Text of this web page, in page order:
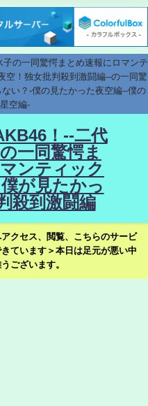
の一同驚愕まとめ速報にロマンテ
空！独女批判殺到激闘編--の一同驚
い？-僕の見たかった夜空編--僕の
空編-
！--二代
一同驚愕ま
ンティック
が見たかっ
殺到激闘編
クセス、閲覧、こちらのサービ
ています＞本日は足元が悪い中
ございます。